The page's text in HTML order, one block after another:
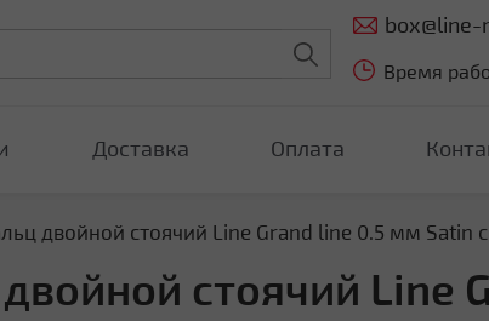
Время
Доставка Оплата
двойной стоячий Line Grand line 0.5 мм Satin
стоячий Line